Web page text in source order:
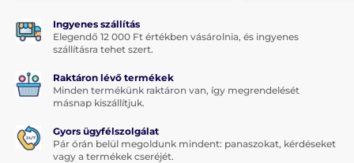
Ingyenes szállítás
Elegendő 12 000 Ft értékben vásárolnia, és ingyenes
szállításra tehet szert.
Raktáron lévő termékek
Minden termékünk raktáron van, így megrendelését
másnap kiszállítjuk.
Gyors ügyfélszolgálat
Pár órán belül megoldunk mindent: panaszokat, kérdéseket
vagy a termékek cseréjét.